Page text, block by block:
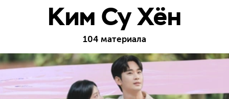
Ким Су Хён
104 материала